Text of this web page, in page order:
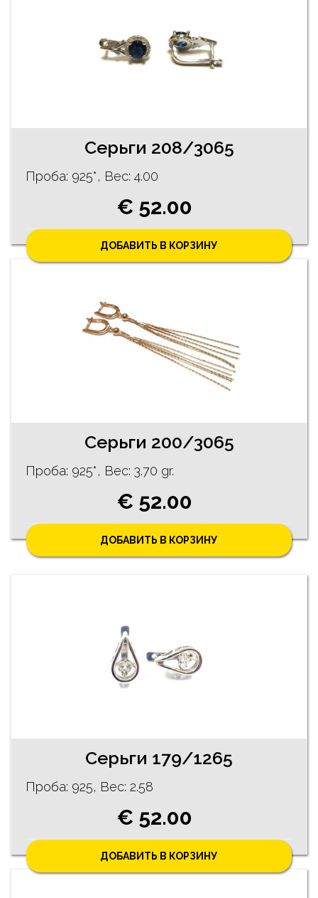
Серьги 208/3065
Проба: 925*, Bес: 4.00
€ 52.00
ДОБАВИТЬ В КОРЗИНУ
Серьги 200/3065
Проба: 925*, Bес: 3.70 gr.
€ 52.00
ДОБАВИТЬ В КОРЗИНУ
Cерьги 179/1265
Проба: 925, Bес: 2.58
€ 52.00
ДОБАВИТЬ В КОРЗИНУ